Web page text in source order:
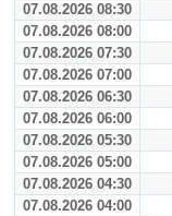
07.08.2026 08:30
07.08.2026 08:00
07.08.2026 07:30
07.08.2026 07:00
07.08.2026 06:30
07.08.2026 06:00
07.08.2026 05:30
07.08.2026 05:00
07.08.2026 04:30
07.08.2026 04:00